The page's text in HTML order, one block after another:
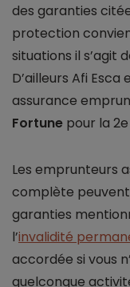
des garanties
protection
situations il s’agit
D’ailleurs Afi
assurance
Fortune pour la
Les emprunteurs
complète
garanties
l’invalidité
accordée si vous
quelconque